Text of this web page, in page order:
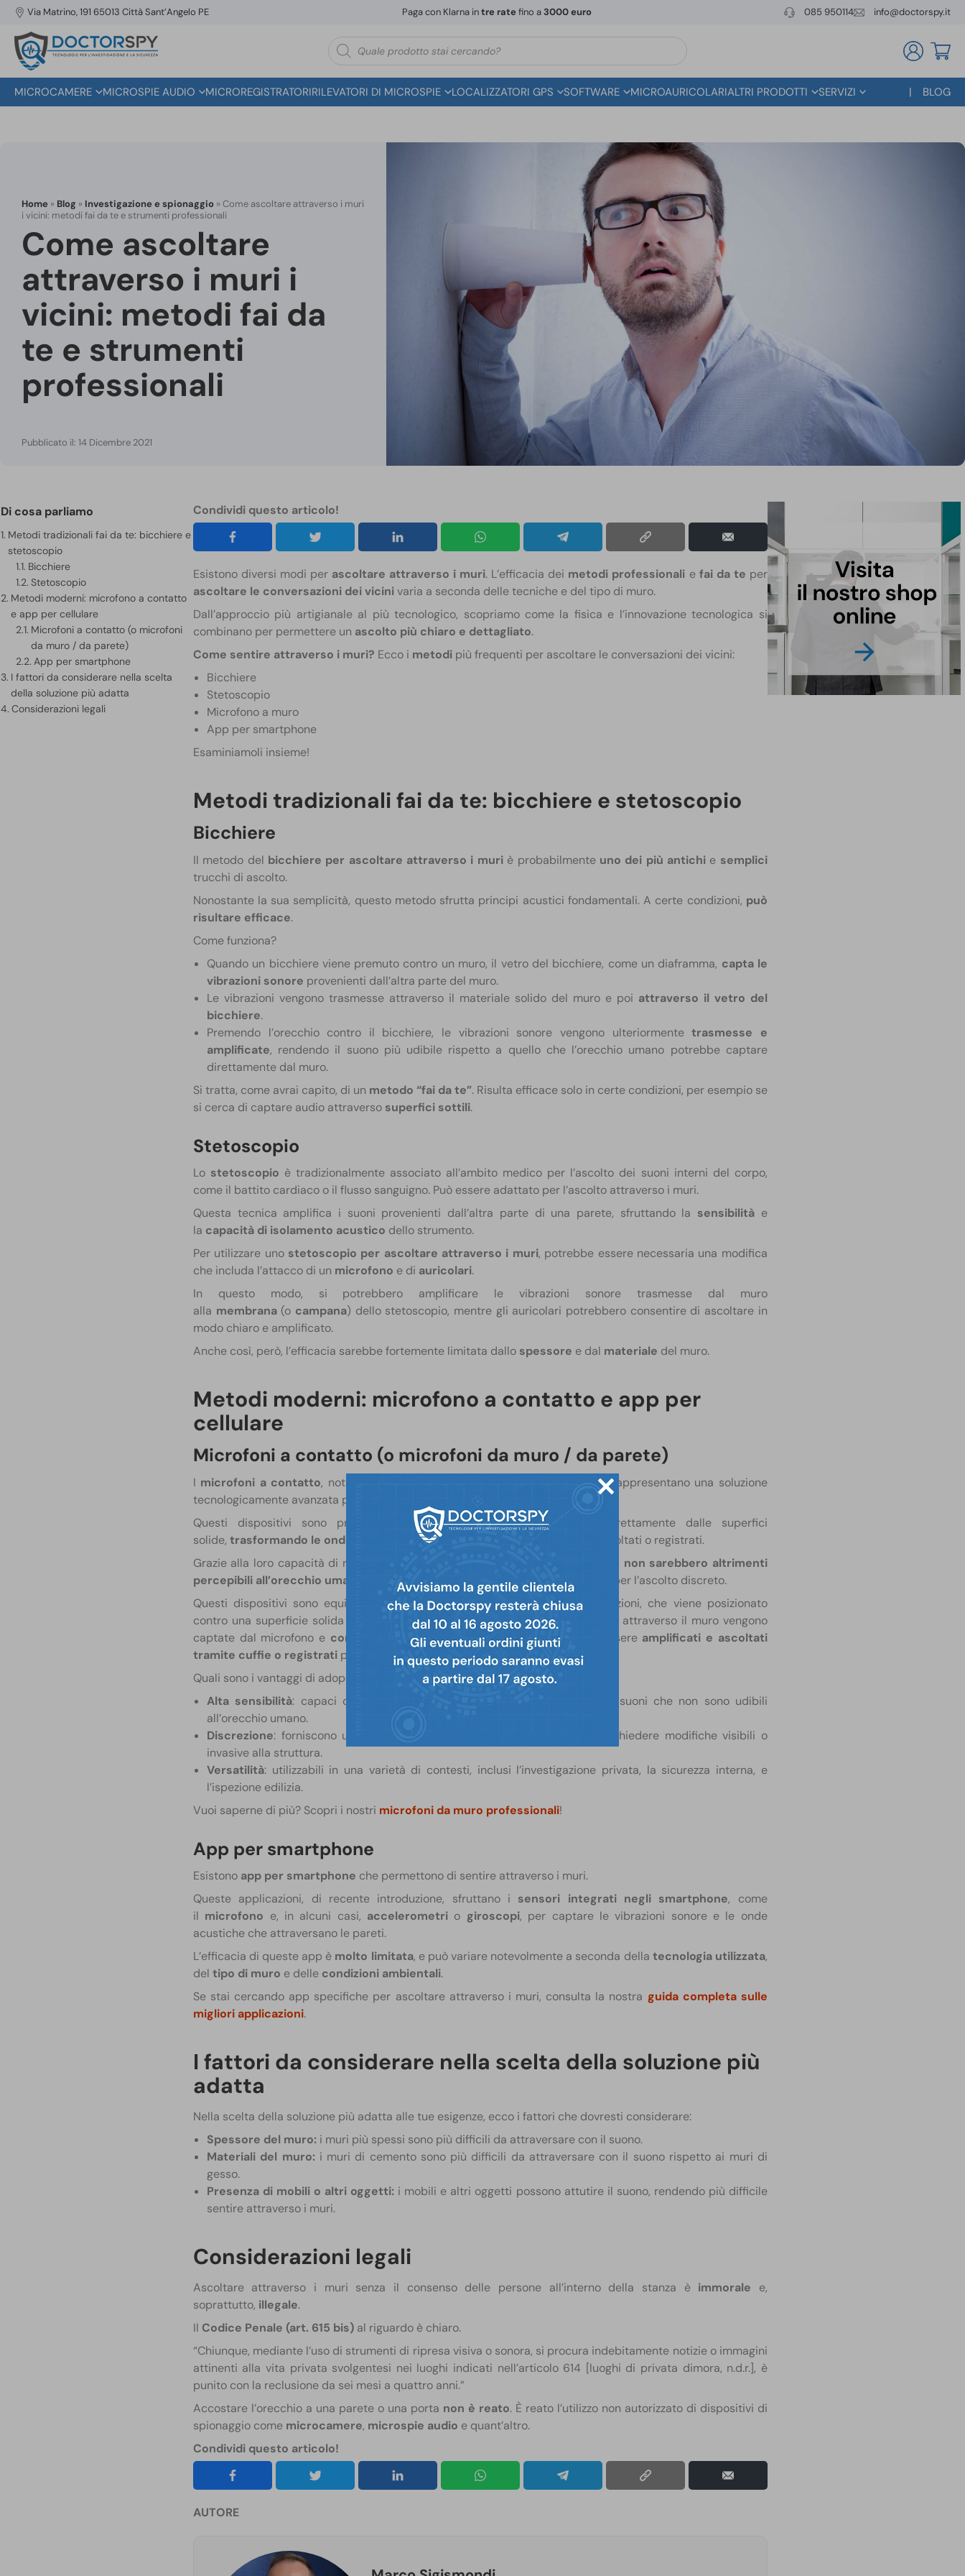
Via Matrino, 191 65013 Città Sant’Angelo PE Paga con Klarna intre ratefino a3000 euro 085 950114 info@doctorspy.it
Ricerca
prodotti
MICROCAMERE MICROSPIE AUDIO MICROREGISTRATORIRILEVATORI DI MICROSPIE LOCALIZZATORI GPS SOFTWARE MICROAURICOLARIALTRI PRODOTTI SERVIZI BLOG
Home » Blog » Investigazione e spionaggio » Come ascoltare attraverso i muri
i vicini: metodi fai da te e strumenti professionali
Come ascoltare
attraverso i muri i
vicini: metodi fai da
te e strumenti
professionali
Pubblicato il: 14 Dicembre 2021
Di cosa parliamo
Metodi tradizionali fai da te: bicchiere e
stetoscopio
Bicchiere
Stetoscopio
Metodi moderni: microfono a contatto
e app per cellulare
Microfoni a contatto (o microfoni
da muro / da parete)
App per smartphone
I fattori da considerare nella scelta
della soluzione più adatta
Considerazioni legali
Condividi questo articolo!
Esistono diversi modi per ascoltare attraverso i muri. L’efficacia dei metodi professionali efai da te per
ascoltare le conversazioni dei vicinivaria a seconda delle tecniche e del tipo di muro.
Dall’approccio più artigianale al più tecnologico, scopriamo come la fisica e l’innovazione tecnologica si
combinano per permettere un ascolto più chiaro e dettagliato.
Come sentire attraverso i muri? Ecco i metodipiù frequenti per ascoltare le conversazioni dei vicini:
Bicchiere
Stetoscopio
Microfono a muro
App per smartphone
Esaminiamoli insieme!
Metodi tradizionali fai da te: bicchiere e stetoscopio
Bicchiere
Il metodo del bicchiere per ascoltare attraverso i muriè probabilmente uno dei più antichi e semplici
trucchi di ascolto.
Nonostante la sua semplicità, questo metodo sfrutta principi acustici fondamentali. A certe condizioni, può
risultare efficace.
Come funziona?
Quando un bicchiere viene premuto contro un muro, il vetro del bicchiere, come un diaframma, capta le
vibrazioni sonore provenienti dall’altra parte del muro.
Le vibrazioni vengono trasmesse attraverso il materiale solido del muro e poi attraverso il vetro del
bicchiere.
Premendo l’orecchio contro il bicchiere, le vibrazioni sonore vengono ulteriormentetrasmesse e
amplificate, rendendo il suono più udibile rispetto a quello che l’orecchio umano potrebbe captare
direttamente dal muro.
Si tratta, come avrai capito, di un metodo “fai da te”. Risulta efficace solo in certe condizioni, per esempio se
si cerca di captare audio attraverso superfici sottili.
Stetoscopio
Lo stetoscopio è tradizionalmente associato all’ambito medico per l’ascolto dei suoni interni del corpo,
come il battito cardiaco o il flusso sanguigno. Può essere adattato per l’ascolto attraverso i muri.
Questa tecnica amplifica i suoni provenienti dall’altra parte di una parete, sfruttando la sensibilità e
la capacità di isolamento acustico dello strumento.
Per utilizzare uno stetoscopio per ascoltare attraverso i muri, potrebbe essere necessaria una modifica
che includa l’attacco di un microfono e di auricolari.
In questo modo, si potrebbero amplificare le vibrazioni sonore trasmesse dal muro
alla membrana(o campana) dello stetoscopio, mentre gli auricolari potrebbero consentire di ascoltare in
modo chiaro e amplificato.
Anche così, però, l’efficacia sarebbe fortemente limitata dallo spessore e dal materiale del muro.
Metodi moderni: microfono a contatto e app per
cellulare
Microfoni a contatto (o microfoni da muro / da parete)
I microfoni a contatto, noti anche come microfoni da muro o da parete, rappresentano una soluzione
tecnologicamente avanzata per l’ascolto attraverso le barriere fisiche.
Questi dispositivi sono progettati per captare le vibrazioni sonore direttamente dalle superfici
solide, trasformando le onde sonore in segnali audio
che possono essere ascoltati o registrati.
Grazie alla loro capacità di rilevare
vibrazioni che non sarebbero altrimenti
percepibili all’orecchio umano
, i microfoni da parete sonostrumenti potenti
per l’ascolto discreto.
Questi dispositivi sono equipaggiati con untrasduttoresensibile alle vibrazioni, che viene posizionato
contro una superficie solida come un muro. Le vibrazioni sonore che viaggiano attraverso il muro vengono
captate dal microfono e convertite in segnali elettrici, che poi possono essere amplificati e ascoltati
tramite cuffie o registratiper un’analisi successiva.
Quali sono i vantaggi di adoperare questi dispositivi?
Alta sensibilità: capaci di rilevare un’ampia gamma di frequenze, inclusi suoni che non sono udibili
all’orecchio umano.
Discrezione: forniscono un metodo per sentire attraverso i muri senza richiedere modifiche visibili o
invasive alla struttura.
Versatilità: utilizzabili in una varietà di contesti, inclusi l’investigazione privata, la sicurezza interna, e
l’ispezione edilizia.
Vuoi saperne di più? Scopri i nostri microfoni da muro professionali!
App per smartphone
Esistono app per smartphone che permettono di sentire attraverso i muri.
Queste applicazioni, di recente introduzione, sfruttano i sensori integrati negli smartphone, come
il microfono e, in alcuni casi, accelerometri o giroscopi, per captare le vibrazioni sonore e le onde
acustiche che attraversano le pareti.
L’efficacia di queste app è molto limitata, e può variare notevolmente a seconda della tecnologia utilizzata,
del tipo di muro e delle condizioni ambientali.
Se stai cercando app specifiche per ascoltare attraverso i muri, consulta la nostra guida completa sulle
migliori applicazioni.
I fattori da considerare nella scelta della soluzione più
adatta
Nella scelta della soluzione più adatta alle tue esigenze, ecco i fattori che dovresti considerare:
Spessore del muro: i muri più spessi sono più difficili da attraversare con il suono.
Materiali del muro: i muri di cemento sono più difficili da attraversare con il suono rispetto ai muri di
gesso.
Presenza di mobili o altri oggetti: i mobili e altri oggetti possono attutire il suono, rendendo più difficile
sentire attraverso i muri.
Considerazioni legali
Ascoltare attraverso i muri senza il consenso delle persone all’interno della stanza è immorale e,
soprattutto, illegale.
Il Codice Penale (art. 615 bis)al riguardo è chiaro.
“Chiunque, mediante l’uso di strumenti di ripresa visiva o sonora, si procura indebitamente notizie o immagini
attinenti alla vita privata svolgentesi nei luoghi indicati nell’articolo 614 [luoghi di privata dimora, n.d.r.], è
punito con la reclusione da sei mesi a quattro anni.”
Accostare l’orecchio a una parete o una porta non è reato. È reato l’utilizzo non autorizzato di dispositivi di
spionaggio come microcamere, microspie audio e quant’altro.
Condividi questo articolo!
AUTORE